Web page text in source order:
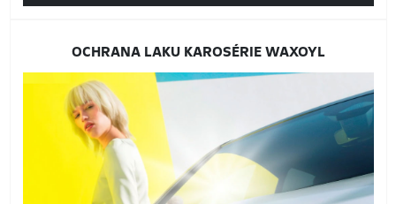
OCHRANA LAKU KAROSÉRIE WAXOYL